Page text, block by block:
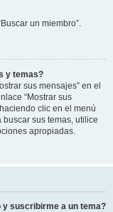
un miembro”.
y temas?
sus mensajes” en el
“Mostrar sus
clic en el menú
buscar sus temas, utilice
apropiadas.
y suscribirme a un tema?